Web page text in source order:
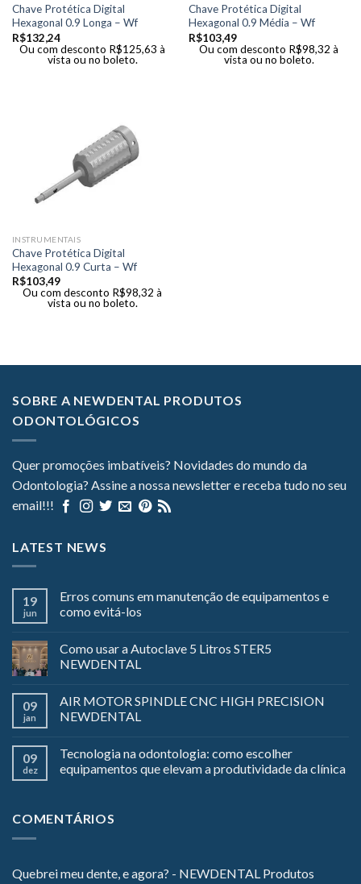
Chave Protética Digital
Hexagonal 0.9 Longa – Wf
R$132,24
Ou com desconto R$125,63 à
vista ou no boleto.
Chave Protética Digital
Hexagonal 0.9 Média – Wf
R$103,49
Ou com desconto R$98,32 à
vista ou no boleto.
INSTRUMENTAIS
Chave Protética Digital
Hexagonal 0.9 Curta – Wf
R$103,49
Ou com desconto R$98,32 à
vista ou no boleto.
SOBRE A NEWDENTAL PRODUTOS
ODONTOLÓGICOS
Quer promoções imbatíveis? Novidades do mundo da
Odontologia? Assine a nossa newsletter e receba tudo no seu
email!!!
LATEST NEWS
19
jun
Erros comuns em manutenção de equipamentos e
como evitá-los
Como usar a Autoclave 5 Litros STER5
NEWDENTAL
09
jan
AIR MOTOR SPINDLE CNC HIGH PRECISION
NEWDENTAL
09
dez
Tecnologia na odontologia: como escolher
equipamentos que elevam a produtividade da clínica
COMENTÁRIOS
Quebrei meu dente, e agora? - NEWDENTAL Produtos